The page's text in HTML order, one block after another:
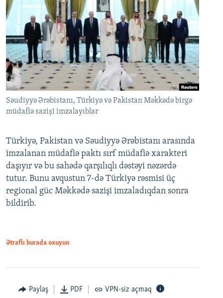
Səudiyyə Ərəbistanı, Türkiyə və Pakistan Məkkədə birgə
müdafiə sazişi imzalayıblar
Türkiyə, Pakistan və Səudiyyə Ərəbistanı arasında
imzalanan müdafiə paktı sırf müdafiə xarakteri
daşıyır və bu sahədə qarşılıqlı dəstəyi nəzərdə
tutur. Bunu avqustun 7-də Türkiyə rəsmisi üç
regional güc Məkkədə sazişi imzaladıqdan sonra
bildirib.
Ətraflı burada oxuyun
Paylaş PDF VPN-siz açmaq